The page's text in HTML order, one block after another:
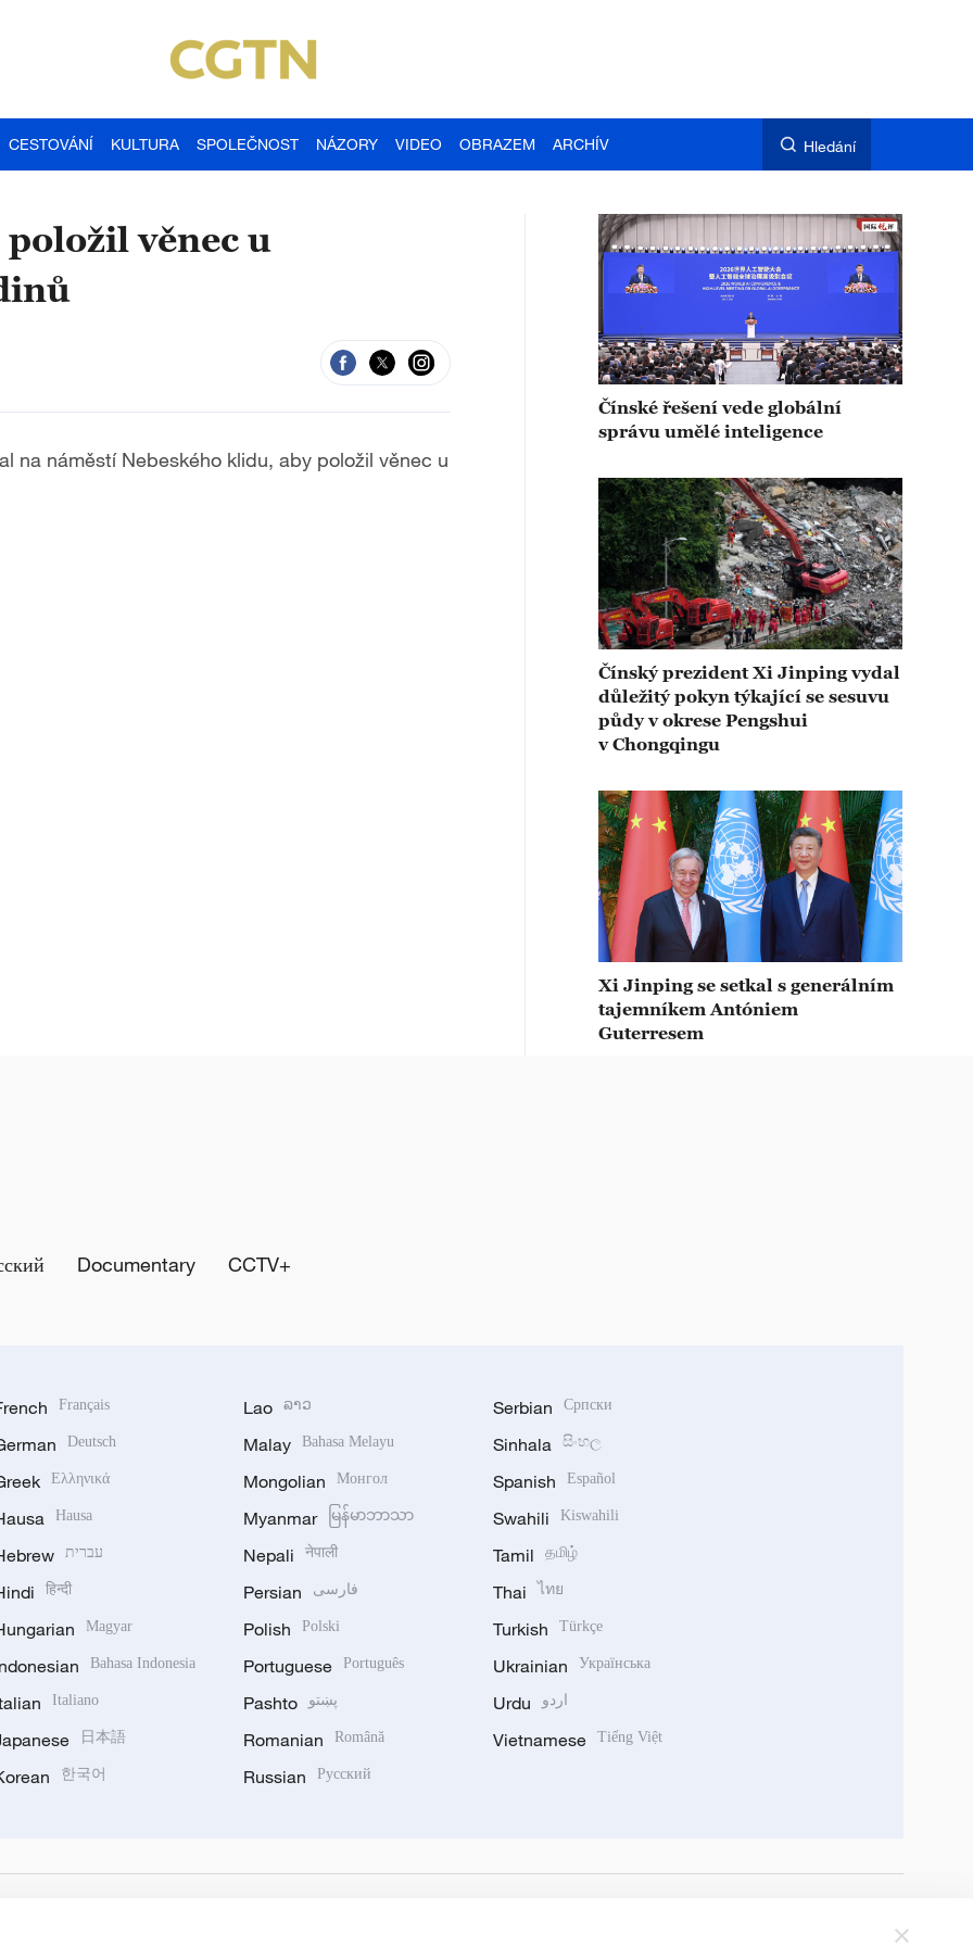
CESTOVÁNÍ KULTURA SPOLEČNOST NÁZORY VIDEO OBRAZEM ARCHÍV Hledání
věnec u
na náměstí Nebeského klidu, aby položil věnec u
Čínské řešení vede globální
správu umělé inteligence
Čínský prezident Xi Jinping vydal
důležitý pokyn týkající se sesuvu
půdy v okrese Pengshui
v Chongqingu
Xi Jinping se setkal s generálním
tajemníkem Antóniem
Guterresem
Documentary CCTV+
Français
Deutsch
Ελληνικά
Hausa
עברית
हिन्दी
Magyar
Bahasa Indonesia
Italiano
日本語
한국어
Lao ລາວ
Malay Bahasa Melayu
Mongolian Монгол
Myanmar မြန်မာဘာသာ
Nepali नेपाली
Persian فارسی
Polish Polski
Portuguese Português
Pashto پښتو
Romanian Română
Russian Русский
Serbian Српски
Sinhala සිංහල
Spanish Español
Swahili Kiswahili
Tamil தமிழ்
Thai ไทย
Turkish Türkçe
Ukrainian Українська
Urdu اردو
Vietnamese Tiếng Việt